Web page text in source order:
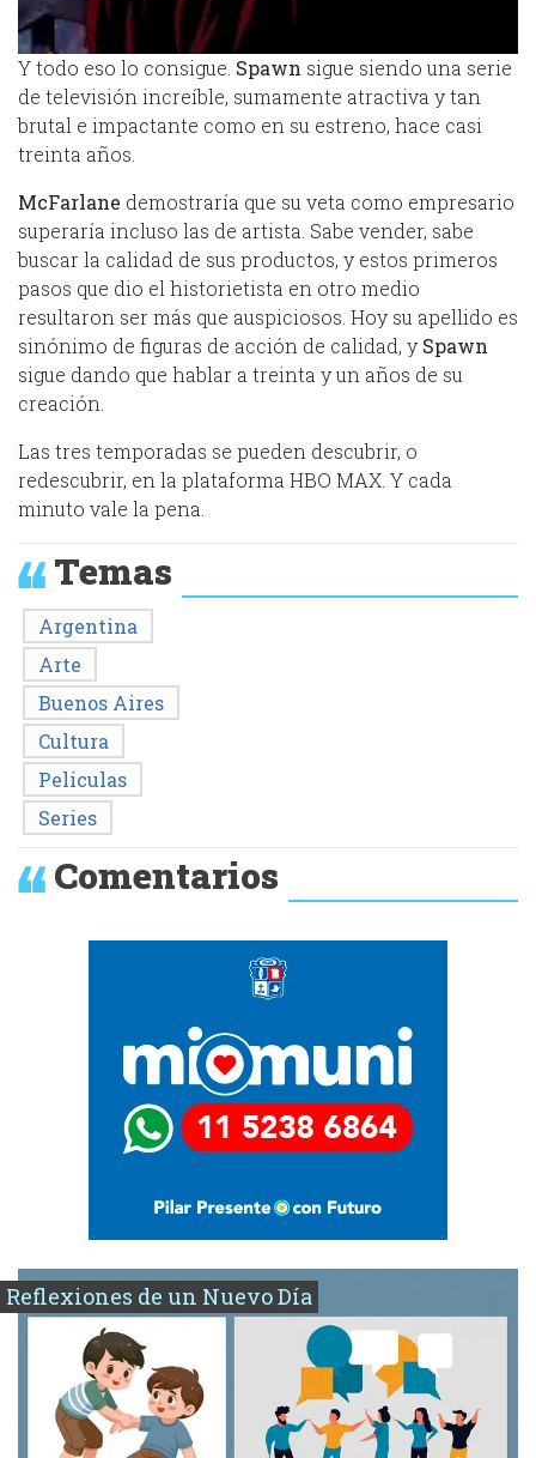
Y todo eso lo consigue. Spawn sigue siendo una serie
de televisión increíble, sumamente atractiva y tan
brutal e impactante como en su estreno, hace casi
treinta años.
McFarlane demostraría que su veta como empresario
superaría incluso las de artista. Sabe vender, sabe
buscar la calidad de sus productos, y estos primeros
pasos que dio el historietista en otro medio
resultaron ser más que auspiciosos. Hoy su apellido es
sinónimo de figuras de acción de calidad, y Spawn
sigue dando que hablar a treinta y un años de su
creación.
Las tres temporadas se pueden descubrir, o
redescubrir, en la plataforma HBO MAX. Y cada
minuto vale la pena.
Temas
Argentina
Arte
Buenos Aires
Cultura
Peliculas
Series
Comentarios
Reflexiones de un Nuevo Día